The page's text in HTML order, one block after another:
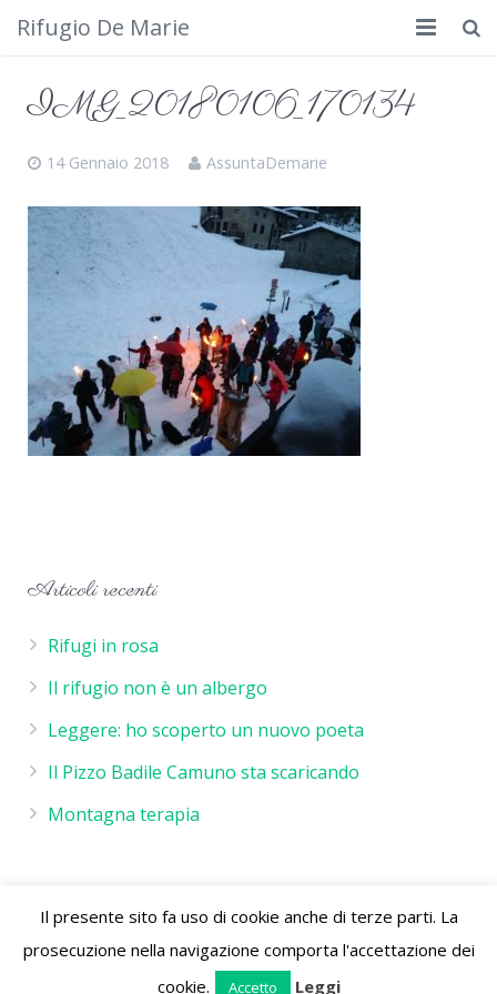
Rifugio De Marie
Cosa fare
Calendario
Cimbergo da vedere
Contatti
IMG_20180106_170134
14 Gennaio 2018 AssuntaDemarie
Articoli recenti
Rifugi in rosa
Il rifugio non è un albergo
Leggere: ho scoperto un nuovo poeta
Il Pizzo Badile Camuno sta scaricando
Montagna terapia
Rifugio De Marie - P.IVA 02244260986 - Rifugio de Marie
Località Volano 25050 Cimbergo (Bs) Parco Naturale
dell'Adamello Vallecamonica Lombardia Italia
Il presente sito fa uso di cookie anche di terze parti. La
prosecuzione nella navigazione comporta l'accettazione dei
cookie.
Accetto Leggi